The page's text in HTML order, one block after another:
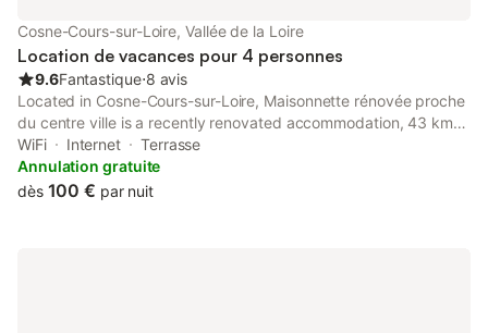
Cosne-Cours-sur-Loire, Vallée de la Loire
Location de vacances pour 4 personnes
9.6Fantastique⋅8 avis
Located in Cosne-Cours-sur-Loire, Maisonnette rénovée proche
du centre ville is a recently renovated accommodation, 43 km
from Castle of Saint Brisson and 47 km from La Bussière Castle.
WiFi Internet
Terrasse
Annulation gratuite
dès 100 € par nuit